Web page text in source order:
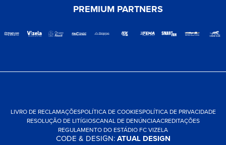
PREMIUM PARTNERS
LIVRO DE RECLAMAÇÕESPOLÍTICA DE COOKIESPOLÍTICA DE PRIVACIDADE
RESOLUÇÃO DE LITÍGIOSCANAL DE DENÚNCIAACREDITAÇÕES
REGULAMENTO DO ESTÁDIO FC VIZELA
CODE & DESIGN:ATUAL DESIGN